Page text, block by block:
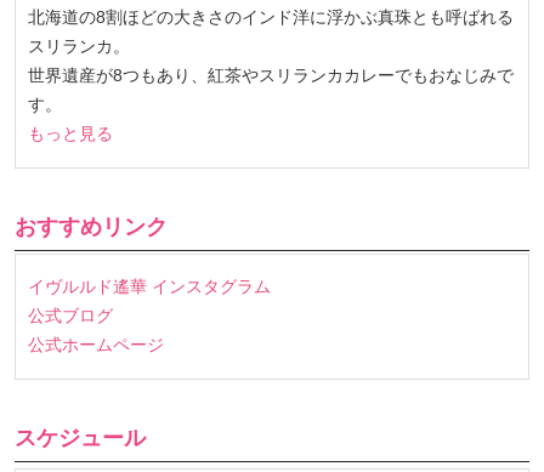
北海道の8割ほどの大きさのインド洋に浮かぶ真珠とも呼ばれる
スリランカ。
世界遺産が8つもあり、紅茶やスリランカカレーでもおなじみで
す。
もっと見る
おすすめリンク
イヴルルド遙華 インスタグラム
公式ブログ
公式ホームページ
スケジュール